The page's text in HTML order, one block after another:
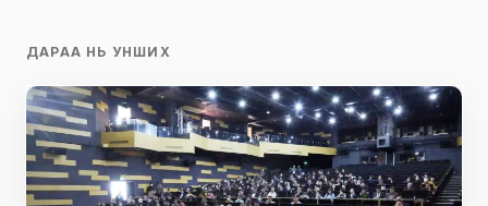
ДАРАА НЬ УНШИХ